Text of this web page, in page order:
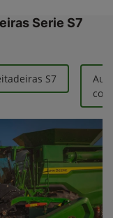
Serie S7
S7